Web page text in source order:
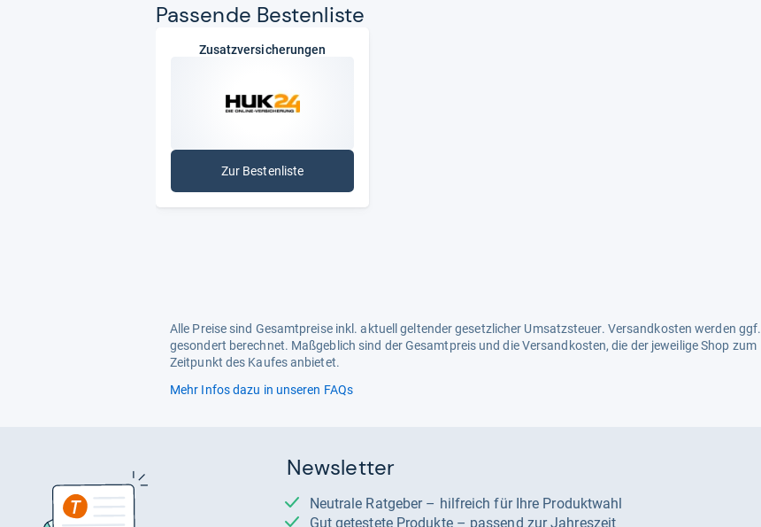
Pas­sende Bes­ten­liste
Zusatzversicherungen
Zur Bestenliste: Zusatzversicherungen
Alle Preise sind Gesamtpreise inkl. aktuell geltender gesetzlicher Umsatzsteuer. Versandkosten werden ggf.
gesondert berechnet. Maßgeblich sind der Gesamtpreis und die Versandkosten, die der jeweilige Shop zum
Zeitpunkt des Kaufes anbietet.
Mehr Infos dazu in unseren FAQs
Newsletter
Neutrale Ratgeber – hilfreich für Ihre Produktwahl
Gut getestete Produkte – passend zur Jahreszeit